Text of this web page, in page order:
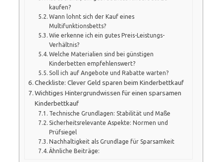
kaufen?
Wann lohnt sich der Kauf eines
Multifunktionsbetts?
Wie erkenne ich ein gutes Preis-Leistungs-
Verhältnis?
Welche Materialien sind bei günstigen
Kinderbetten empfehlenswert?
Soll ich auf Angebote und Rabatte warten?
Checkliste: Clever Geld sparen beim Kinderbettkauf
Wichtiges Hintergrundwissen für einen sparsamen
Kinderbettkauf
Technische Grundlagen: Stabilität und Maße
Sicherheitsrelevante Aspekte: Normen und
Prüfsiegel
Nachhaltigkeit als Grundlage für Sparsamkeit
Ähnliche Beiträge: